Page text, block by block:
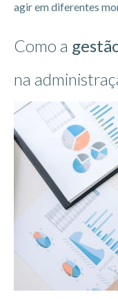
agir em diferentes
Como a
na